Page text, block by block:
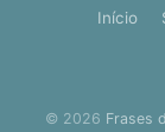
Início
© 2026 Frases